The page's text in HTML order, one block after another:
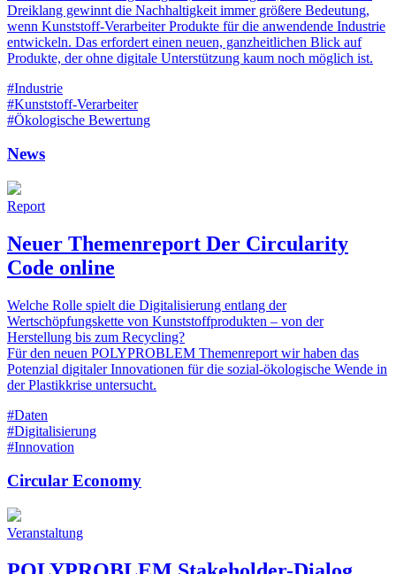
Dreiklang gewinnt die Nachhaltigkeit immer größere Bedeutung,
wenn Kunststoff-Verarbeiter Produkte für die anwendende Industrie
entwickeln. Das erfordert einen neuen, ganzheitlichen Blick auf
Produkte, der ohne digitale Unterstützung kaum noch möglich ist.
#Industrie
#Kunststoff-Verarbeiter
#Ökologische Bewertung
News
Report
Neuer Themenreport Der Circularity
Code online
Welche Rolle spielt die Digitalisierung entlang der
Wertschöpfungskette von Kunststoffprodukten – von der
Herstellung bis zum Recycling?
Für den neuen POLYPROBLEM Themenreport wir haben das
Potenzial digitaler Innovationen für die sozial-ökologische Wende in
der Plastikkrise untersucht.
#Daten
#Digitalisierung
#Innovation
Circular Economy
Veranstaltung